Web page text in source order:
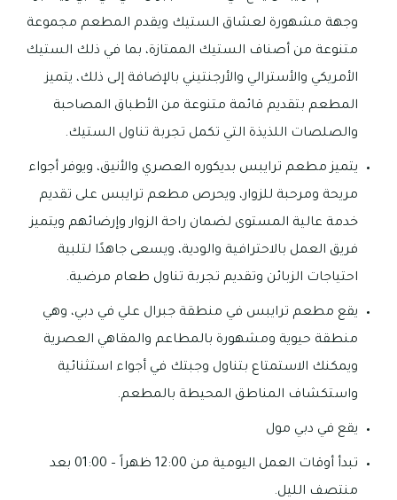
وجهة مشهورة لعشاق الستيك ويقدم المطعم مجموعة
متنوعة من أصناف الستيك الممتازة، بما في ذلك الستيك
الأمريكي والأسترالي والأرجنتيني بالإضافة إلى ذلك، يتميز
المطعم بتقديم قائمة متنوعة من الأطباق المصاحبة
والصلصات اللذيذة التي تكمل تجربة تناول الستيك.
يتميز مطعم ترايبس بديكوره العصري والأنيق، ويوفر أجواء
مريحة ومرحبة للزوار، ويحرص مطعم ترايبس على تقديم
خدمة عالية المستوى لضمان راحة الزوار وإرضائهم ويتميز
فريق العمل بالاحترافية والودية، ويسعى جاهدًا لتلبية
احتياجات الزبائن وتقديم تجربة تناول طعام مرضية.
يقع مطعم ترايبس في منطقة جبرال علي في دبي، وهي
منطقة حيوية ومشهورة بالمطاعم والمقاهي العصرية
ويمكنك الاستمتاع بتناول وجبتك في أجواء استثنائية
واستكشاف المناطق المحيطة بالمطعم.
يقع في دبي مول
تبدأ أوقات العمل اليومية من 12:00 ظهراً – 01:00 بعد
منتصف الليل.